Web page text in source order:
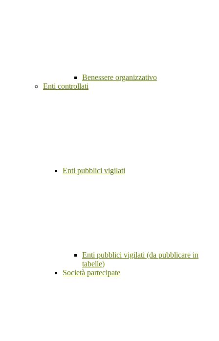
Benessere organizzativo
Enti controllati
Enti pubblici vigilati
Enti pubblici vigilati (da pubblicare in
tabelle)
Società partecipate